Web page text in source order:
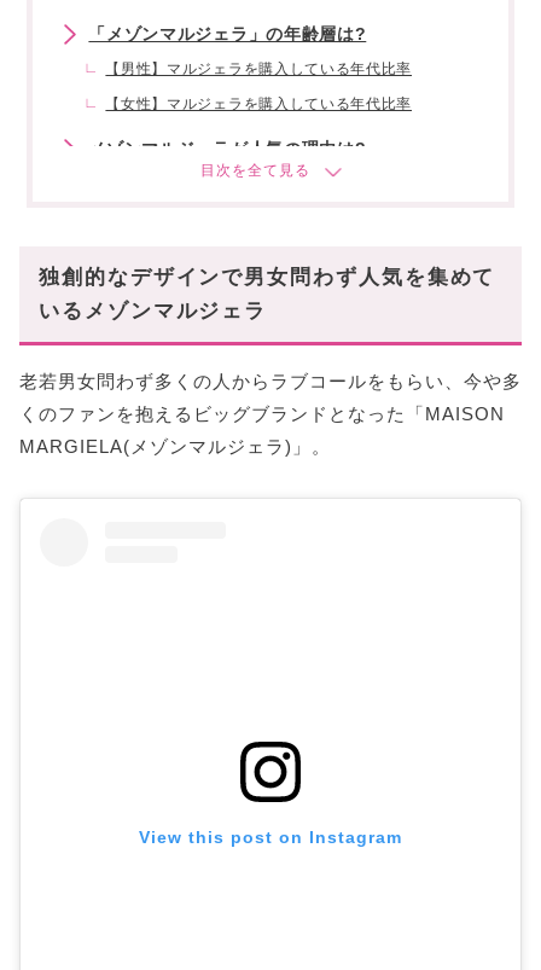
「メゾンマルジェラ」の年齢層は?
【男性】マルジェラを購入している年代比率
【女性】マルジェラを購入している年代比率
メゾンマルジェラが人気の理由は?
グラムスラムバッグ
カットアウトデニム
マルジェラとMM6の違いは?
こんなブランドが好きな人にメゾンマルジェラは
ファッションラバーから愛される「メゾンマルジ
独創的なデザインで男女問わず人気を集めて
いるメゾンマルジェラ
老若男女問わず多くの人からラブコールをもらい、今や多
くのファンを抱えるビッグブランドとなった「MAISON
MARGIELA(メゾンマルジェラ)」。
View this post on Instagram